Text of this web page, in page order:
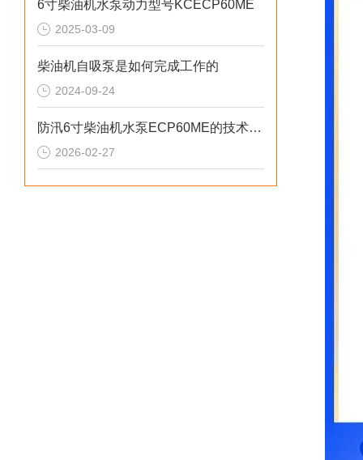
6寸柴油机水泵动力型号KCECP60ME
2025-03-09
柴油机自吸泵是如何完成工作的
2024-09-24
防汛6寸柴油机水泵ECP60ME的技术参数
2026-02-27